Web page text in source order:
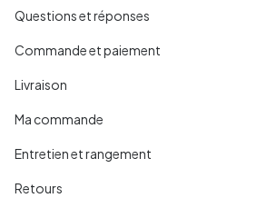
Questions et réponses
Commande et paiement
Livraison
Ma commande
Entretien et rangement
Retours